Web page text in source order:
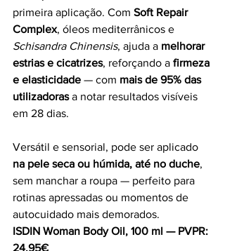
primeira aplicação. Com Soft Repair
Complex, óleos mediterrânicos e
Schisandra Chinensis, ajuda a melhorar
estrias e cicatrizes, reforçando a firmeza
e elasticidade — com mais de 95% das
utilizadoras a notar resultados visíveis
em 28 dias.
Versátil e sensorial, pode ser aplicado
na pele seca ou húmida, até no duche,
sem manchar a roupa — perfeito para
rotinas apressadas ou momentos de
autocuidado mais demorados.
ISDIN Woman Body Oil, 100 ml — PVPR:
24,95€